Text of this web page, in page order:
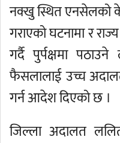
नक्खु स्थित एनसेलको
गराएको घटनामा र
गर्दै पुर्पक्षमा
फैसलालाई उच्च
गर्न आदेश दिएको छ ।
जिल्ला अदालत